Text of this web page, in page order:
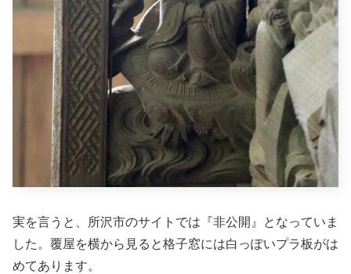
実を言うと、所沢市のサイトでは『非公開』となっていま
した。覆屋を横から見ると格子窓には白っぽいプラ板がは
めてあります。